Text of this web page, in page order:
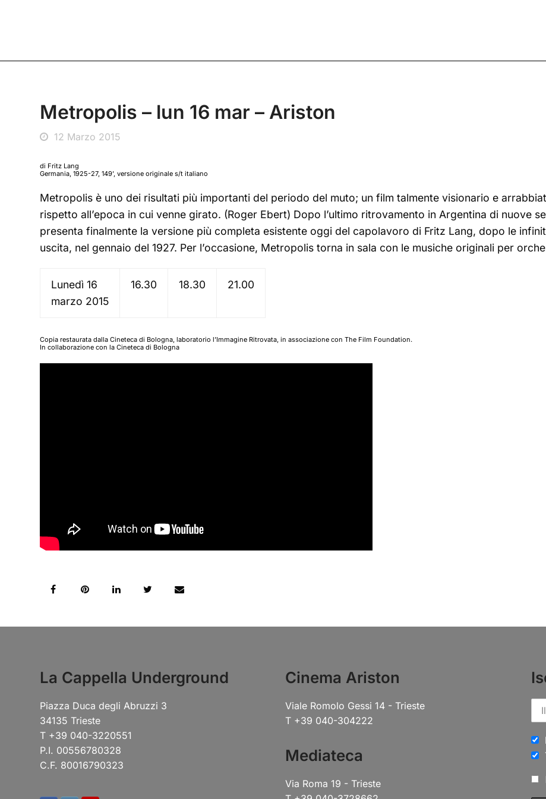
Metropolis – lun 16 mar – Ariston
12 Marzo 2015
di Fritz Lang
Germania, 1925-27, 149’, versione originale s/t italiano
Metropolis è uno dei risultati più importanti del periodo del muto; un film talmente visionario e
rispetto all’epoca in cui venne girato. (Roger Ebert) Dopo l’ultimo ritrovamento in Argentina di nuove
presenta finalmente la versione più completa esistente oggi del capolavoro di Fritz Lang, dopo le
uscita, nel gennaio del 1927. Per l’occasione, Metropolis torna in sala con le musiche originali per
Lunedì 16
marzo 2015
16.30 18.30 21.00
Copia restaurata dalla Cineteca di Bologna, laboratorio l’Immagine Ritrovata, in associazione con The Film Foundation.
In collaborazione con la Cineteca di Bologna
La Cappella Underground
Piazza Duca degli Abruzzi 3
34135 Trieste
T +39 040-3220551
P.I. 00556780328
C.F. 80016790323
Cinema Ariston
Viale Romolo Gessi 14 - Trieste
T +39 040-304222
Mediateca
Via Roma 19 - Trieste